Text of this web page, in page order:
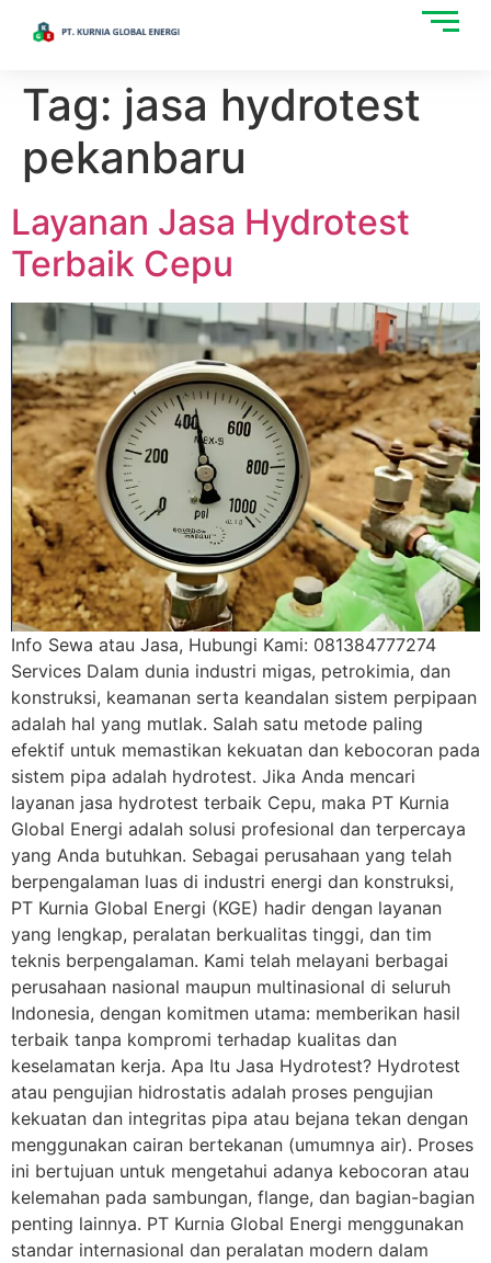
Tag: jasa hydrotest
pekanbaru
Layanan Jasa Hydrotest
Terbaik Cepu
Info Sewa atau Jasa, Hubungi Kami: 081384777274
Services Dalam dunia industri migas, petrokimia, dan
konstruksi, keamanan serta keandalan sistem perpipaan
adalah hal yang mutlak. Salah satu metode paling
efektif untuk memastikan kekuatan dan kebocoran pada
sistem pipa adalah hydrotest. Jika Anda mencari
layanan jasa hydrotest terbaik Cepu, maka PT Kurnia
Global Energi adalah solusi profesional dan terpercaya
yang Anda butuhkan. Sebagai perusahaan yang telah
berpengalaman luas di industri energi dan konstruksi,
PT Kurnia Global Energi (KGE) hadir dengan layanan
yang lengkap, peralatan berkualitas tinggi, dan tim
teknis berpengalaman. Kami telah melayani berbagai
perusahaan nasional maupun multinasional di seluruh
Indonesia, dengan komitmen utama: memberikan hasil
terbaik tanpa kompromi terhadap kualitas dan
keselamatan kerja. Apa Itu Jasa Hydrotest? Hydrotest
atau pengujian hidrostatis adalah proses pengujian
kekuatan dan integritas pipa atau bejana tekan dengan
menggunakan cairan bertekanan (umumnya air). Proses
ini bertujuan untuk mengetahui adanya kebocoran atau
kelemahan pada sambungan, flange, dan bagian-bagian
penting lainnya. PT Kurnia Global Energi menggunakan
standar internasional dan peralatan modern dalam